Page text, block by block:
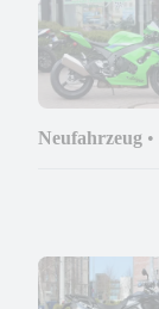
Neufahrzeug •